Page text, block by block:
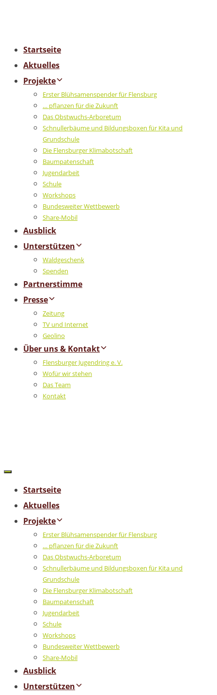
Startseite
Aktuelles
Projekte
Erster Blühsamenspender für Flensburg
… pflanzen für die Zukunft
Das Obstwuchs-Arboretum
Schnullerbäume und Bildungsboxen für Kita und
Grundschule
Die Flensburger Klimabotschaft
Baumpatenschaft
Jugendarbeit
Schule
Workshops
Bundesweiter Wettbewerb
Share-Mobil
Ausblick
Unterstützen
Waldgeschenk
Spenden
Partnerstimme
Presse
Zeitung
TV und Internet
Geolino
Über uns & Kontakt
Flensburger Jugendring e. V.
Wofür wir stehen
Das Team
Kontakt
Startseite
Aktuelles
Projekte
Erster Blühsamenspender für Flensburg
… pflanzen für die Zukunft
Das Obstwuchs-Arboretum
Schnullerbäume und Bildungsboxen für Kita und
Grundschule
Die Flensburger Klimabotschaft
Baumpatenschaft
Jugendarbeit
Schule
Workshops
Bundesweiter Wettbewerb
Share-Mobil
Ausblick
Unterstützen